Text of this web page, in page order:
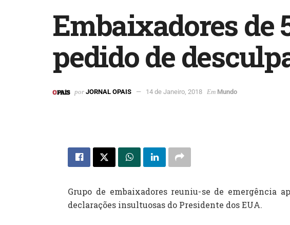
Embaixadores de
pedido de
por JORNAL OPAIS 14 de Janeiro, 2018 Em Mundo
Grupo de embaixadores reuniu-se de emergência
declarações insultuosas do Presidente dos EUA.